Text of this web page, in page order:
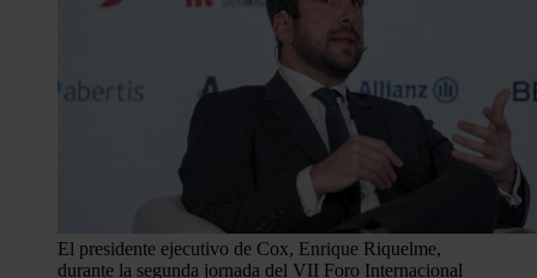
El presidente ejecutivo de Cox, Enrique Riquelme,
durante la segunda jornada del VII Foro Internacional